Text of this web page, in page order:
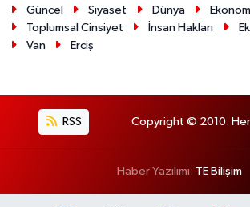
Güncel Siyaset Dünya
Toplumsal Cinsiyet
İnsan Hakları
Van
Erciş
RSS Copyright © 2010. Her
Haber Yazılımı: TE Bilişim